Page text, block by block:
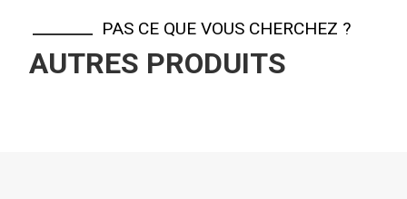
PAS CE QUE VOUS CHERCHEZ ?
AUTRES PRODUITS